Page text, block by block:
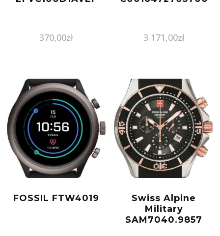
370,00zł 3 171,00zł
FOSSIL FTW4019
Swiss Alpine
Military
SAM7040.9857